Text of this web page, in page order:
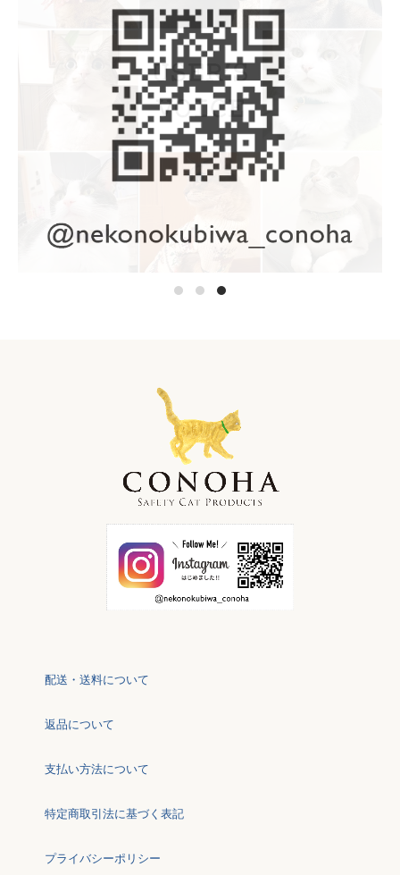
配送・送料について
返品について
支払い方法について
特定商取引法に基づく表記
プライバシーポリシー